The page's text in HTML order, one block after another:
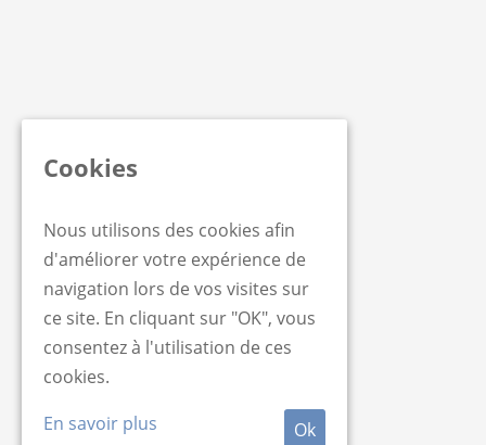
Cookies
Nous utilisons des cookies afin
d'améliorer votre expérience de
navigation lors de vos visites sur
ce site. En cliquant sur "OK", vous
consentez à l'utilisation de ces
cookies.
En savoir plus
Ok